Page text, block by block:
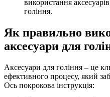
використання
гоління.
Як правильно
аксесуари для
Аксесуари для гоління – це
ефективного процесу, який
Ось покрокова інструкція: